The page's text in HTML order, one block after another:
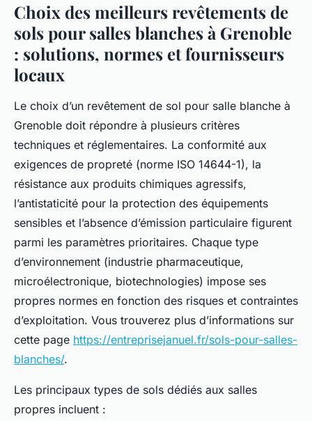
Choix des meilleurs revêtements de
sols pour salles blanches à Grenoble
: solutions, normes et fournisseurs
locaux
Le choix d’un revêtement de sol pour salle blanche à
Grenoble doit répondre à plusieurs critères
techniques et réglementaires. La conformité aux
exigences de propreté (norme ISO 14644-1), la
résistance aux produits chimiques agressifs,
l’antistaticité pour la protection des équipements
sensibles et l’absence d’émission particulaire figurent
parmi les paramètres prioritaires. Chaque type
d’environnement (industrie pharmaceutique,
microélectronique, biotechnologies) impose ses
propres normes en fonction des risques et contraintes
d’exploitation. Vous trouverez plus d’informations sur
cette page https://entreprisejanuel.fr/sols-pour-salles-
blanches/.
Les principaux types de sols dédiés aux salles
propres incluent :